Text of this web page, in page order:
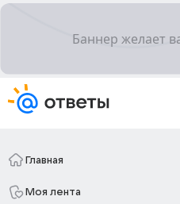
Главная
Моя лента